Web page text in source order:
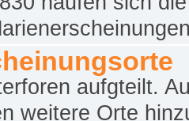
aufgteilt.
weitere Orte